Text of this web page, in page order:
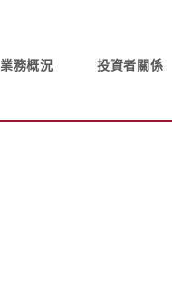
業務概況 投資者關係